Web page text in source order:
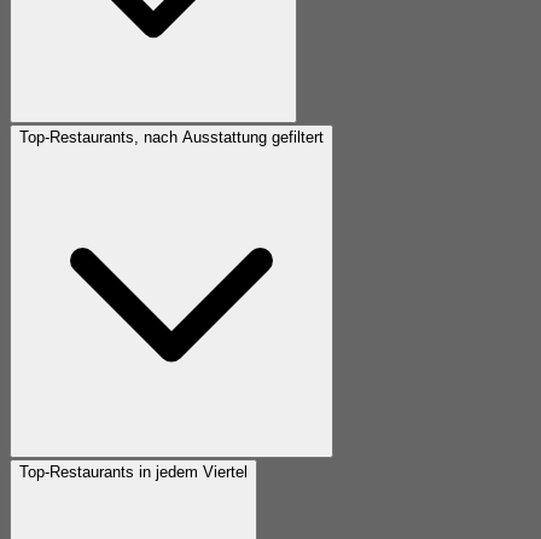
Top-Restaurants, nach Ausstattung gefiltert
Top-Restaurants in jedem Viertel